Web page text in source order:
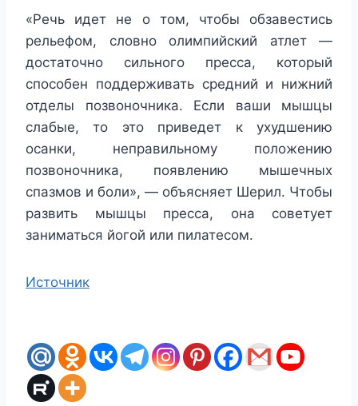
«Речь идет не о том, чтобы обзавестись
рельефом, словно олимпийский атлет —
достаточно сильного пресса, который
способен поддерживать средний и нижний
отделы позвоночника. Если ваши мышцы
слабые, то это приведет к ухудшению
осанки, неправильному положению
позвоночника, появлению мышечных
спазмов и боли», — объясняет Шерил. Чтобы
развить мышцы пресса, она советует
заниматься йогой или пилатесом.
Источник